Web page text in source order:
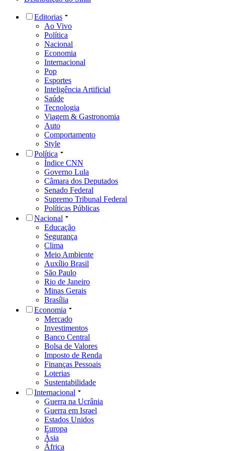
Editorias
Ao Vivo
Política
Nacional
Economia
Internacional
Pop
Esportes
Inteligência Artificial
Saúde
Tecnologia
Viagem & Gastronomia
Auto
Comportamento
Style
Política
Índice CNN
Governo Lula
Câmara dos Deputados
Senado Federal
Supremo Tribunal Federal
Políticas Públicas
Nacional
Educação
Segurança
Clima
Meio Ambiente
Auxílio Brasil
São Paulo
Rio de Janeiro
Minas Gerais
Brasília
Economia
Mercado
Investimentos
Banco Central
Bolsa de Valores
Imposto de Renda
Finanças Pessoais
Loterias
Sustentabilidade
Internacional
Guerra na Ucrânia
Guerra em Israel
Estados Unidos
Europa
Ásia
África